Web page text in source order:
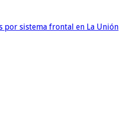
por sistema frontal en La Unión